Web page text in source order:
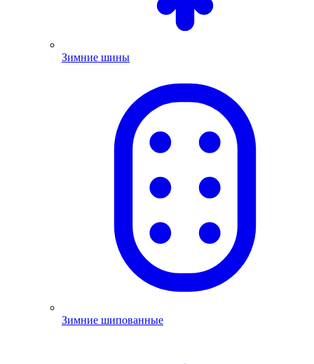
Зимние шины
Зимние шипованные